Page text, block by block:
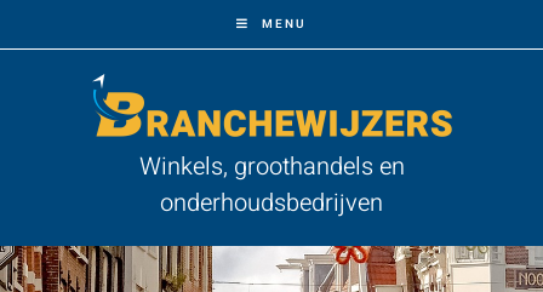
MENU
Winkels, groothandels en
onderhoudsbedrijven